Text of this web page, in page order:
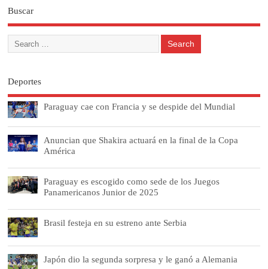
Buscar
Deportes
Paraguay cae con Francia y se despide del Mundial
Anuncian que Shakira actuará en la final de la Copa
América
Paraguay es escogido como sede de los Juegos
Panamericanos Junior de 2025
Brasil festeja en su estreno ante Serbia
Japón dio la segunda sorpresa y le ganó a Alemania